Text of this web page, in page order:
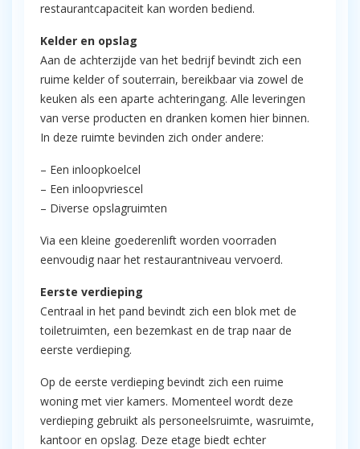
restaurantcapaciteit kan worden bediend.
Kelder en opslag
Aan de achterzijde van het bedrijf bevindt zich een
ruime kelder of souterrain, bereikbaar via zowel de
keuken als een aparte achteringang. Alle leveringen
van verse producten en dranken komen hier binnen.
In deze ruimte bevinden zich onder andere:
– Een inloopkoelcel
– Een inloopvriescel
– Diverse opslagruimten
Via een kleine goederenlift worden voorraden
eenvoudig naar het restaurantniveau vervoerd.
Eerste verdieping
Centraal in het pand bevindt zich een blok met de
toiletruimten, een bezemkast en de trap naar de
eerste verdieping.
Op de eerste verdieping bevindt zich een ruime
woning met vier kamers. Momenteel wordt deze
verdieping gebruikt als personeelsruimte, wasruimte,
kantoor en opslag. Deze etage biedt echter